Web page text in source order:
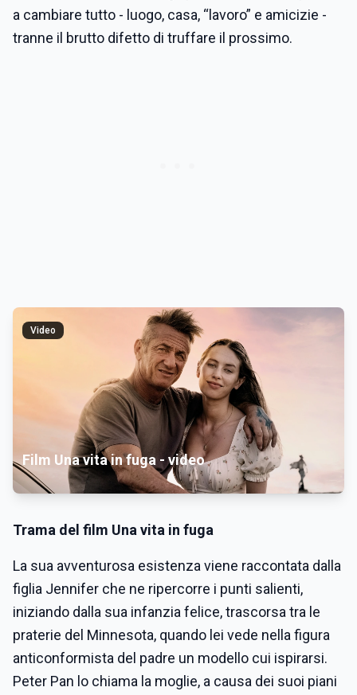
a cambiare tutto - luogo, casa, “lavoro” e amicizie -
tranne il brutto difetto di truffare il prossimo.
Video
Film Una vita in fuga - video
Trama del film Una vita in fuga
La sua avventurosa esistenza viene raccontata dalla
figlia Jennifer che ne ripercorre i punti salienti,
iniziando dalla sua infanzia felice, trascorsa tra le
praterie del Minnesota, quando lei vede nella figura
anticonformista del padre un modello cui ispirarsi.
Peter Pan lo chiama la moglie, a causa dei suoi piani